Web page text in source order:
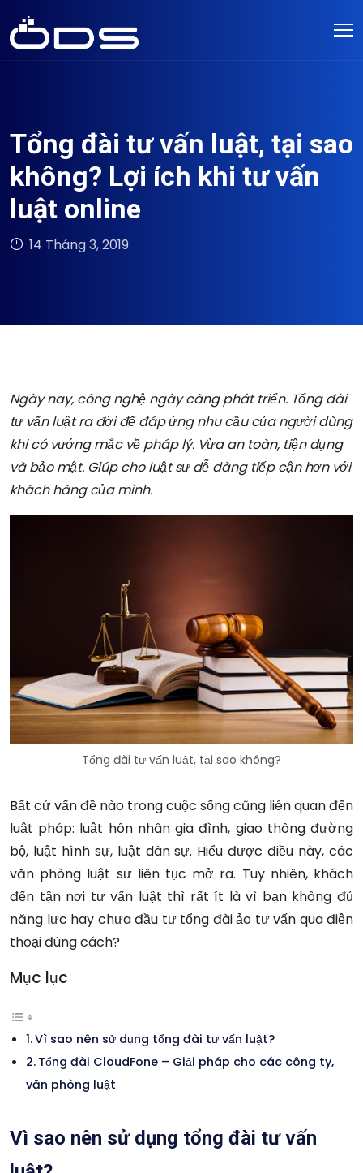
Tổng đài tư vấn luật, tại sao
không? Lợi ích khi tư vấn
luật online
14 Tháng 3, 2019
Ngày nay, công nghệ ngày càng phát triển. Tổng đài
tư vấn luật ra đời để đáp ứng nhu cầu của người dùng
khi có vướng mắc về pháp lý. Vừa an toàn, tiện dụng
và bảo mật. Giúp cho luật sư dễ dàng tiếp cận hơn với
khách hàng của mình.
Tổng đài tư vấn luật, tại sao không?
Bất cứ vấn đề nào trong cuộc sống cũng liên quan đến
luật pháp: luật hôn nhân gia đình, giao thông đường
bộ, luật hình sự, luật dân sự. Hiểu được điều này, các
văn phòng luật sư liên tục mở ra. Tuy nhiên, khách
đến tận nơi tư vấn luật thì rất ít là vì bạn không đủ
năng lực hay chưa đầu tư tổng đài ảo tư vấn qua điện
thoại đúng cách?
Mục lục
Vì sao nên sử dụng tổng đài tư vấn luật?
Tổng đài CloudFone – Giải pháp cho các công ty,
văn phòng luật
Vì sao nên sử dụng tổng đài tư vấn